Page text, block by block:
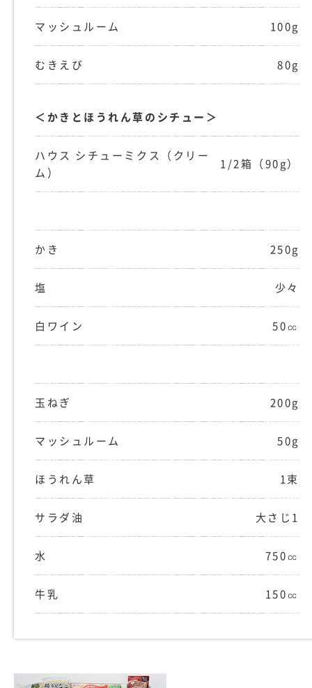
マッシュルーム 100g
むきえび 80g
＜かきとほうれん草のシチュー＞
ハウス シチューミクス（クリー
ム）
1/2箱（90g）
かき 250g
塩 少々
白ワイン 50㏄
玉ねぎ 200g
マッシュルーム 50g
ほうれん草 1束
サラダ油 大さじ1
水 750㏄
牛乳 150㏄